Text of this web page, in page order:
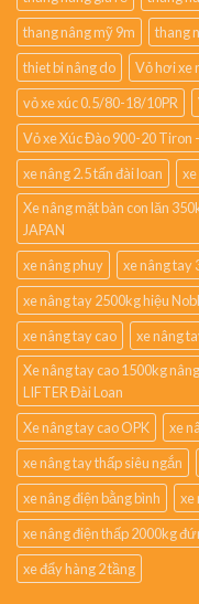
thang nâng mỹ 9m
thang
thiet bi nâng do
Vỏ hơi xe
vỏ xe xúc 0.5/80-18/10PR
Vỏ xe Xúc Đào 900-20 Tiron
xe nâng 2.5 tấn đài loan
Xe nâng mặt bàn con lăn
JAPAN
xe nâng phuy
xe nâng tay
xe nâng tay 2500kg hiệu
xe nâng tay cao
xe nâng
Xe nâng tay cao 1500kg
LIFTER Đài Loan
Xe nâng tay cao OPK
xe
xe nâng tay thấp siêu ngắn
xe nâng điện bằng bình
xe
xe nâng điện thấp 2000kg
xe đẩy hàng 2 tầng